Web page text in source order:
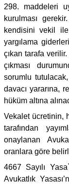
298. maddeleri
kurulması
kendisini vekil
yargılama
çıkan tarafa verilir.
çıkması
sorumlu
davacı yararına,
hüküm altına
Vekalet ücretinin,
tarafından
onaylanan
oranlara göre
4667 Sayılı
Avukatlık